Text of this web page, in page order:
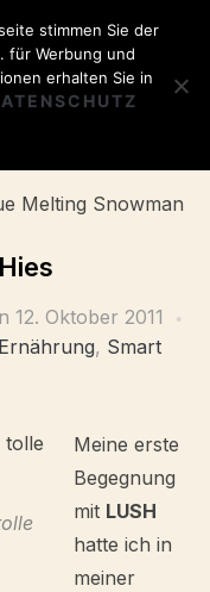
12. Oktober 2011
, Smart
Meine erste
Begegnung
mit LUSH
hatte ich in
meiner
stimmen Sie der
für Werbung und
erhalten Sie in